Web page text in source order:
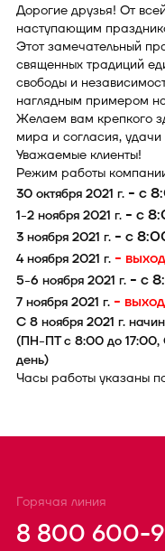
Дорогие друзья! От
наступающим
Этот замечательный
священных традиций
свободы и
наглядным примером
Желаем вам крепкого
мира и согласия,
Уважаемые клиенты!
Режим работы
30 октября 2021 г. - с
1-2 ноября 2021 г. - с
3 ноября 2021 г. - с
4 ноября 2021 г. -
5-6 ноября 2021 г. - с
7 ноября 2021 г. -
С 8 ноября 2021 г.
(ПН-ПТ с 8:00 до
день)
Часы работы указаны
Горячая линия
8 800 600-